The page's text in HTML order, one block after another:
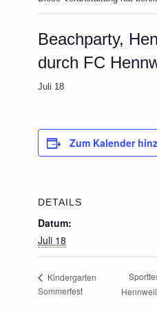
Beachparty,
durch FC
Juli 18
Zum Kalender
DETAILS
Datum:
Juli 18
Kindergarten
Sommerfest